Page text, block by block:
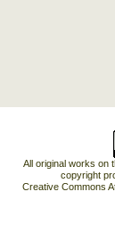
All original works on
copyright
Creative Commons